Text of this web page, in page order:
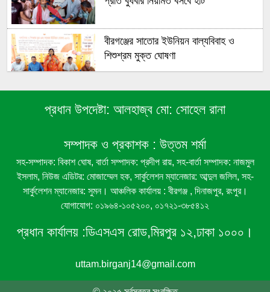
বীরগঞ্জের সাতোর ইউনিয়ন বাল্যবিবাহ ও
শিশুশ্রম মুক্ত ঘোষণা
শিশুশ্রম মুক্ত ঘোষণা
বীরগঞ্জে রেকর্ডীয় রাস্তা দখলের অভিযোগ, ঘর
নির্মাণ নিয়ে দুই পক্ষের পাল্টাপাল্টি দাবি
বীরগঞ্জে লাউগাছের জাঙ্গি কাটার অভিযোগ
বীরগঞ্জে গ্রাম বাংলার ঐতিহ্যবাহী ‘সাপ দিয়ে
পাতা’ খেলা অনুষ্ঠিত
প্রধান উপদেষ্টা: আলহাজ্ব মো: সোহেল রানা
সম্পাদক ও প্রকাশক : উত্তম শর্মা
সহ-সম্পাদক: বিকাশ ঘোষ, বার্তা সম্পাদক: প্রদীপ রায়, সহ-বার্তা সম্পাদক: নাজমুল
ইসলাম, নিউজ এডিটর: মোজাম্মেল হক, সার্কুলেশন ম্যানেজার: আব্দুল জলিল, সহ-
সার্কুলেশন ম্যানেজার: সুমন। আঞ্চলিক কার্যালয় : বীরগঞ্জ , দিনাজপুর, রংপুর।
যোগাযোগ: ০১৯৬৪-১০৫২০০, ০১৭২১-৩৮৫৪১২
প্রধান কার্যালয় :ডিএসএস রোড,মিরপুর ১২,ঢাকা ১০০০।
uttam.birganj14@gmail.com